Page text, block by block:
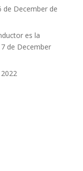
de December de
es la
7 de December